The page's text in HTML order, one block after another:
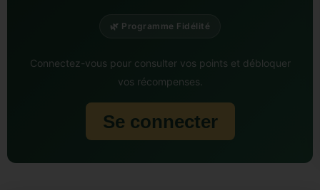
🌿 Programme Fidélité
Connectez-vous pour consulter vos points et débloquer
vos récompenses.
Se connecter